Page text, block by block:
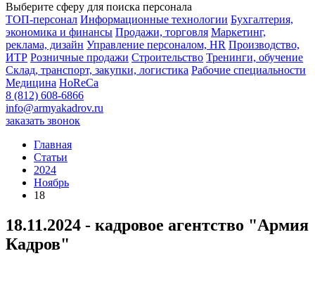
Выберите сферу для поиска персонала
ТОП-персонал Информационные технологии Бухгалтерия,
экономика и финансы Продажи, торговля Маркетинг,
реклама, дизайн Управление персоналом, HR Производство,
ИТР Розничные продажи Строительство Тренинги, обучение
Склад, транспорт, закупки, логистика Рабочие специальности
Медицина HoReCa
8 (812) 608-6866
info@armyakadrov.ru
заказать звонок
Главная
Статьи
2024
Ноябрь
18
18.11.2024 - кадровое агентство "Армия
Кадров"